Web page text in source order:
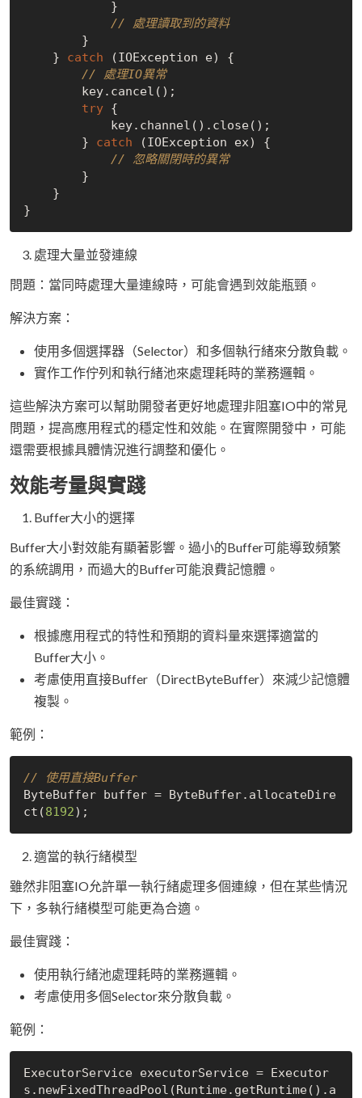
// 處理讀取到的資料
    }
catch (IOException e) {
// 處理IO異常
try {
        }
catch (IOException ex) {
// 忽略關閉時的異常
處理大量並發連線
問題：當同時處理大量連線時，可能會遇到效能瓶頸。
解決方案：
使用多個選擇器（Selector）和多個執行緒來分散負載。
實作工作佇列和執行緒池來處理耗時的業務邏輯。
這些解決方案可以幫助開發者更好地處理非阻塞IO中的常見
問題，提高應用程式的穩定性和效能。在實際開發中，可能
還需要根據具體情況進行調整和優化。
效能考量與實踐
Buffer大小的選擇
Buffer大小對效能有顯著影響。過小的Buffer可能導致頻繁
的系統調用，而過大的Buffer可能浪費記憶體。
最佳實踐：
根據應用程式的特性和預期的資料量來選擇適當的
Buffer大小。
考慮使用直接Buffer（DirectByteBuffer）來減少記憶體
複製。
範例：
// 使用直接Buffer
ByteBuffer buffer = ByteBuffer.allocateDire
ct(8192
適當的執行緒模型
雖然非阻塞IO允許單一執行緒處理多個連線，但在某些情況
下，多執行緒模型可能更為合適。
最佳實踐：
使用執行緒池處理耗時的業務邏輯。
考慮使用多個Selector來分散負載。
範例：
ExecutorService executorService = Executor
s.newFixedThreadPool(Runtime.getRuntime().a